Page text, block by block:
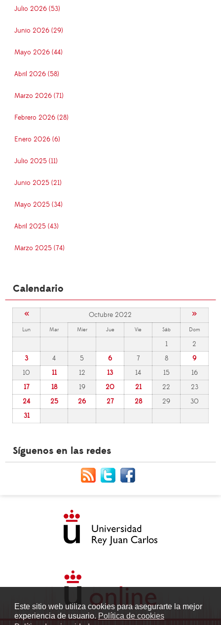
Este sitio web utiliza cookies para asegurarte la mejor
experiencia de usuario. Política de cookies
Julio 2026 (53)
Junio 2026 (29)
Mayo 2026 (44)
Abril 2026 (58)
Marzo 2026 (71)
Febrero 2026 (28)
Enero 2026 (6)
Julio 2025 (11)
Junio 2025 (21)
Mayo 2025 (34)
Abril 2025 (43)
Marzo 2025 (74)
Calendario
« Octubre 2022 »
Lun Mar Mier Jue Vie Sáb Dom
1
2
3
4 5 6 7 8
9
10
11 12 13 14 15
16
17
18 19 20 21 22
23
24
25 26 27 28 29
30
31
Síguenos en las redes